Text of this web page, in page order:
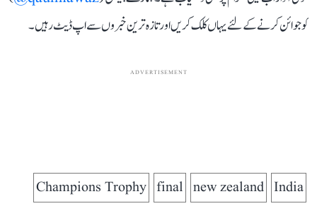
کو جوائن کرنے کے لئے یہاں کلک کریں اور تازہ ترین خبروں سے اپ ڈیٹ رہیں۔
ADVERTISEMENT
India
new zealand
final
Champions Trophy